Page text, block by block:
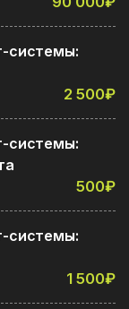
системы:
2 500₽
системы:
500₽
системы:
1 500₽